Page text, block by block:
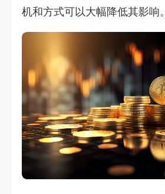
机和方式可以大幅降低其影响。